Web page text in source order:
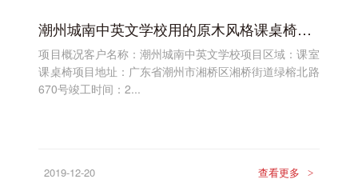
潮州城南中英文学校用的原木风格课桌椅是怎样的？
项目概况客户名称：潮州城南中英文学校项目区域：课室
课桌椅项目地址：广东省潮州市湘桥区湘桥街道绿榕北路
670号竣工时间：2...
2019-12-20 查看更多 >